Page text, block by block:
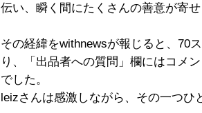
伝い、瞬く間にたくさんの善意が寄せ
その経緯をwithnewsが報じると、70
り、「出品者への質問」欄にはコメ
でした。
leizさんは感激しながら、その一つひ